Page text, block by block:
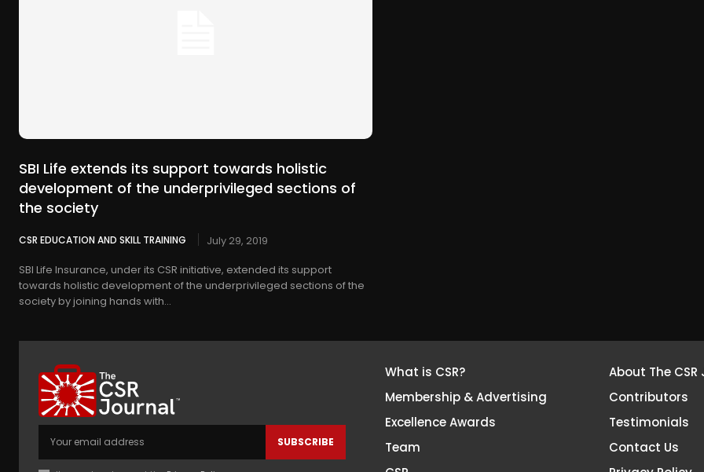
SBI Life extends its support towards holistic
development of the underprivileged sections of
the society
CSR EDUCATION AND SKILL TRAINING
July 29, 2019
SBI Life Insurance, under its CSR initiative, extended its support
towards holistic development of the underprivileged sections of the
society by joining hands with...
SUBSCRIBE
What is CSR?
Membership & Advertising
Excellence Awards
Team
About The
Contributors
Testimonials
Contact Us